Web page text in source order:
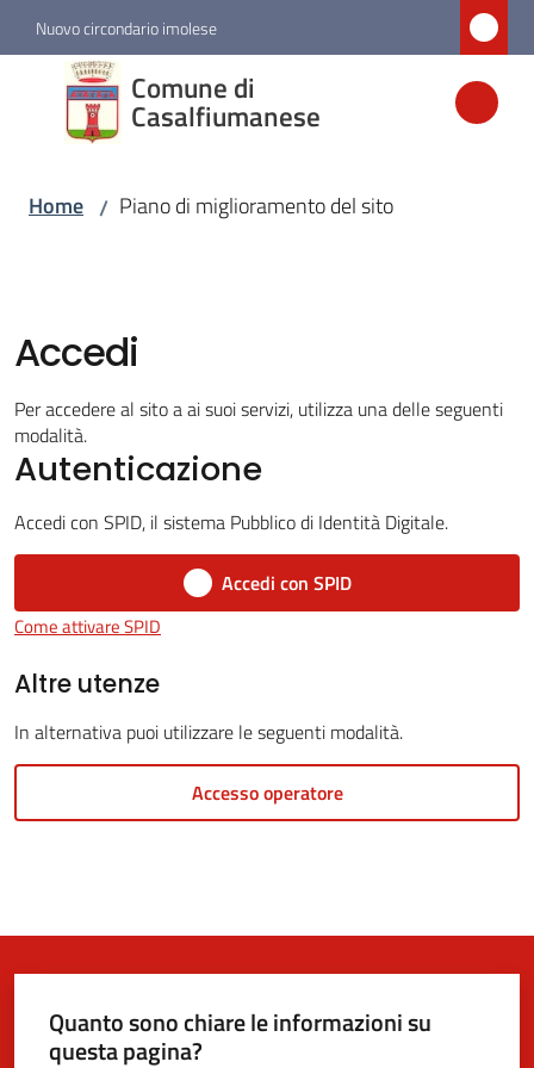
Vai al contenuto
Vai alla navigazione
Vai al footer
Nuovo circondario imolese
Comune di
Casalfiumanese
Comune di
Casalfiumanese
Amministrazione
Servizi
Vivere
Casalfiumanese
5x1000
Servizi
line
Tutti
Home / Piano di miglioramento del sito
Accedi
Per accedere al sito a ai suoi servizi, utilizza una delle seguenti
modalità.
Autenticazione
Accedi con SPID, il sistema Pubblico di Identità Digitale.
Accedi con SPID
Come attivare SPID
Altre utenze
In alternativa puoi utilizzare le seguenti modalità.
Accesso operatore
Quanto sono chiare le informazioni su
questa pagina?